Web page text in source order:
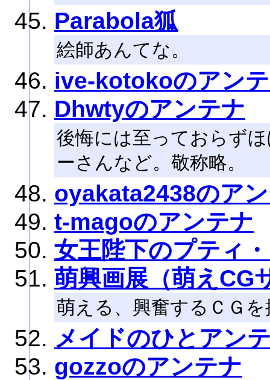
Parabola狐
絵師あんてな。
ive-kotokoのアン
Dhwtyのアンテナ
後悔には至っておらず
ーさんなど。敬称略。
oyakata2438のア
t-magoのアンテナ
女王陛下のプティ
萌興画展（萌えCG
萌える、興奮するＣＧ
メイドのひとアン
gozzoのアンテナ